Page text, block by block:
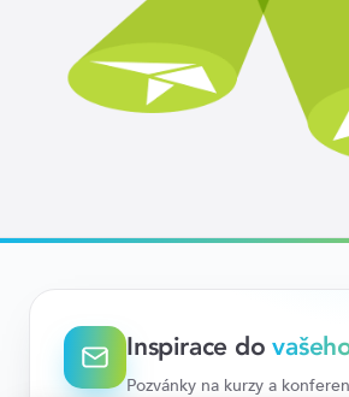
Inspirace do
Pozvánky na kurzy a